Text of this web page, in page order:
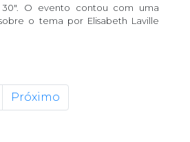
30". O evento contou com uma
o tema por Elisabeth Laville
Próximo